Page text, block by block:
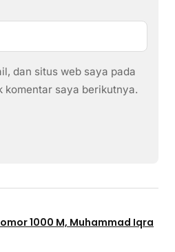
dan situs web saya pada
komentar saya berikutnya.
1000 M, Muhammad Iqra